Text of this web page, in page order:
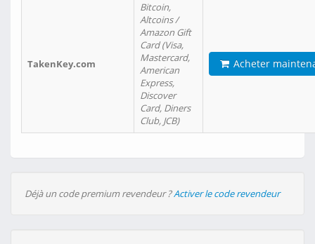
TakenKey.com
Bitcoin,
Altcoins /
Amazon Gift
Card (Visa,
Mastercard,
American
Express,
Discover
Card, Diners
Club, JCB)
Acheter
Déjà un code premium revendeur ?Activer le code revendeur